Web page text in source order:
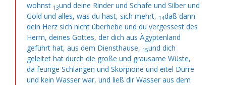
wohnst 13und deine Rinder und Schafe und Silber und
Gold und alles, was du hast, sich mehrt, 14daß dann
dein Herz sich nicht überhebe und du vergessest des
Herrn, deines Gottes, der dich aus Ägyptenland
geführt hat, aus dem Diensthause, 15und dich
geleitet hat durch die große und grausame Wüste,
da feurige Schlangen und Skorpione und eitel Dürre
und kein Wasser war, und ließ dir Wasser aus dem